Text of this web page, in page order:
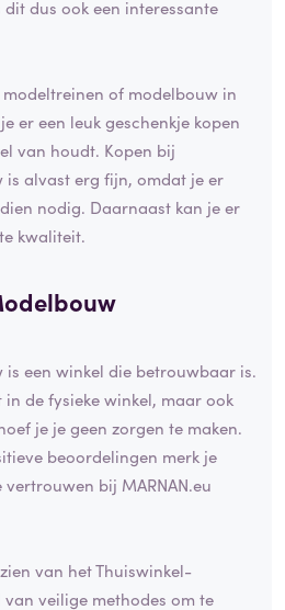
dus ook een interessante
of modelbouw in
er een leuk geschenkje kopen
van houdt. Kopen bij
is alvast erg fijn, omdat je er
nodig. Daarnaast kan je er
kwaliteit.
is een winkel die betrouwbaar is.
de fysieke winkel, maar ook
je je geen zorgen te maken.
beoordelingen merk je
bij MARNAN.eu
van het Thuiswinkel-
veilige methodes om te